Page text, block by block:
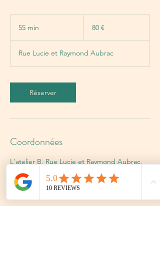
55 min
i
n
80 €
Rue Lucie et Raymond Aubrac
Réserver
Coordonnées
L'atelier B, Rue Lucie et Raymond Aubrac,
Murviel-lès-Montpellier, France
0636903036
l4telierb@gmail.com